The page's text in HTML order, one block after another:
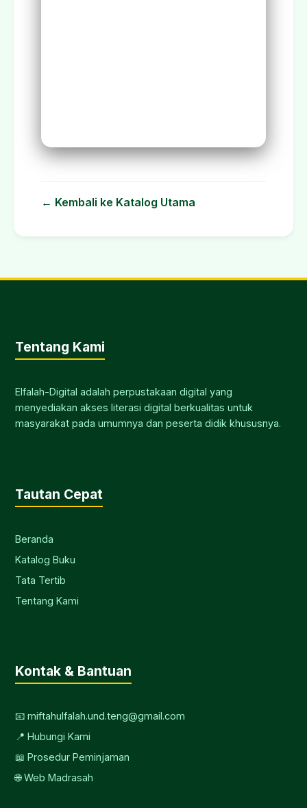
← Kembali ke Katalog Utama
Tentang Kami
Elfalah-Digital adalah perpustakaan digital yang
menyediakan akses literasi digital berkualitas untuk
masyarakat pada umumnya dan peserta didik khususnya.
Tautan Cepat
Beranda
Katalog Buku
Tata Tertib
Tentang Kami
Kontak & Bantuan
📧 miftahulfalah.und.teng@gmail.com
📍 Hubungi Kami
📖 Prosedur Peminjaman
🌐 Web Madrasah